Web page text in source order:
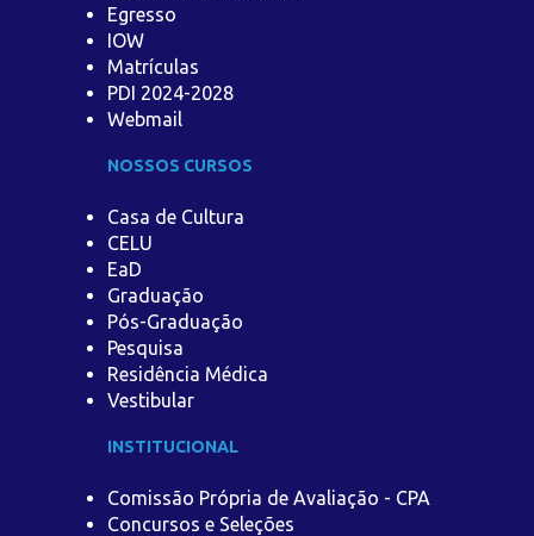
Egresso
IOW
Matrículas
PDI 2024-2028
Webmail
NOSSOS CURSOS
Casa de Cultura
CELU
EaD
Graduação
Pós-Graduação
Pesquisa
Residência Médica
Vestibular
INSTITUCIONAL
Comissão Própria de Avaliação - CPA
Concursos e Seleções